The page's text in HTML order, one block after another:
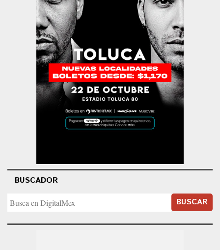
BUSCADOR
BUSCAR